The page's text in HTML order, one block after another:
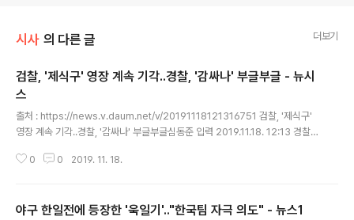
시사 의 다른 글 더보기
검찰, '제식구' 영장 계속 기각..경찰, '감싸나' 부글부글 - 뉴시
스
출처 : https://news.v.daum.net/v/20191118121316751 검찰, '제식구'
영장 계속 기각..경찰, '감싸나' 부글부글심동준 입력 2019.11.18. 12:13 경찰,
제 식구 감싸기 비판..검찰·경찰 대립 견해 【서울=뉴시스】심동준 기자 = 검찰 전
찰에 따르면 서울경찰청 지능범죄수사대와 서울 서초경찰서는 각각 전·현직 검
0 0 2019. 11. 18.
야구 한일전에 등장한 '욱일기'.."한국팀 자극 의도" - 뉴스1